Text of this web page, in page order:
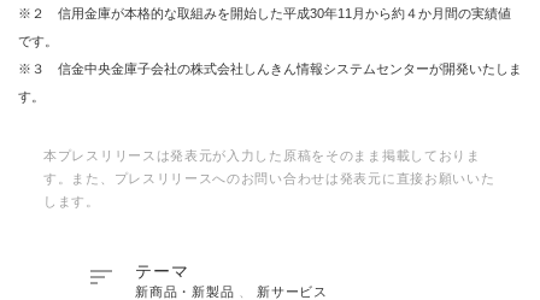
※２ 信用金庫が本格的な取組みを開始した平成30年11月から約４か月間の実績値
です。
※３ 信金中央金庫子会社の株式会社しんきん情報システムセンターが開発いたしま
す。
本プレスリリースは発表元が入力した原稿をそのまま掲載しておりま
す。また、プレスリリースへのお問い合わせは発表元に直接お願いいた
します。
 テーマ
新商品・新製品 新サービス